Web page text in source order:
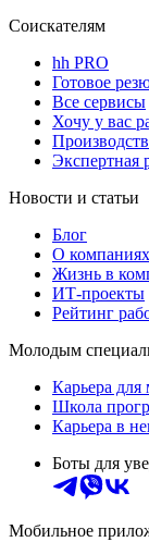
Соискателям
hh PRO
Готовое
Все сервисы
Хочу у вас
Экспертная
Новости и статьи
Блог
О
Жизнь в
ИТ-проекты
Рейтинг
Молодым
Карьера для
Школа
Карьера в
Боты для
Мобильное